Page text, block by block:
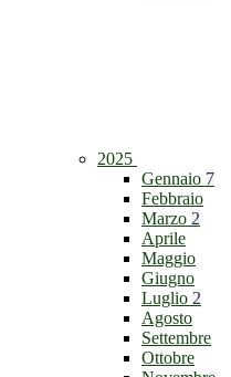
2025
Gennaio 7
Febbraio
Marzo 2
Aprile
Maggio
Giugno
Luglio 2
Agosto
Settembre
Ottobre